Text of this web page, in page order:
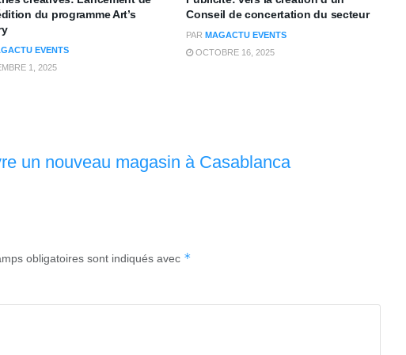
du programme Art’s
EVENTS
1, 2025
Conseil de concertation du secteur
PAR MAGACTU EVENTS
OCTOBRE 16, 2025
un nouveau magasin à Casablanca
obligatoires sont indiqués avec *